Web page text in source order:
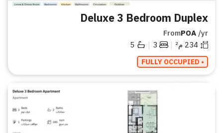
Deluxe 3 Bedroom Duplex
FromPOA /yr
234 م² |
3
|
5
• FULLY OCCUPIED